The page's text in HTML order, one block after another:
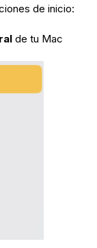
de inicio:
de tu Mac